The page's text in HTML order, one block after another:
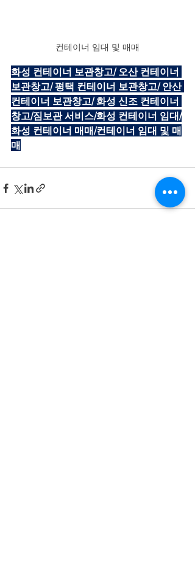
컨테이너 임대 및 매매
화성 컨테이너 보관창고/ 오산 컨테이너
보관창고/ 평택 컨테이너 보관창고/ 안산
컨테이너 보관창고/ 화성 신조 컨테이너
창고/짐보관 서비스/화성 컨테이너 임대/
화성 컨테이너 매매/컨테이너 임대 및 매
매